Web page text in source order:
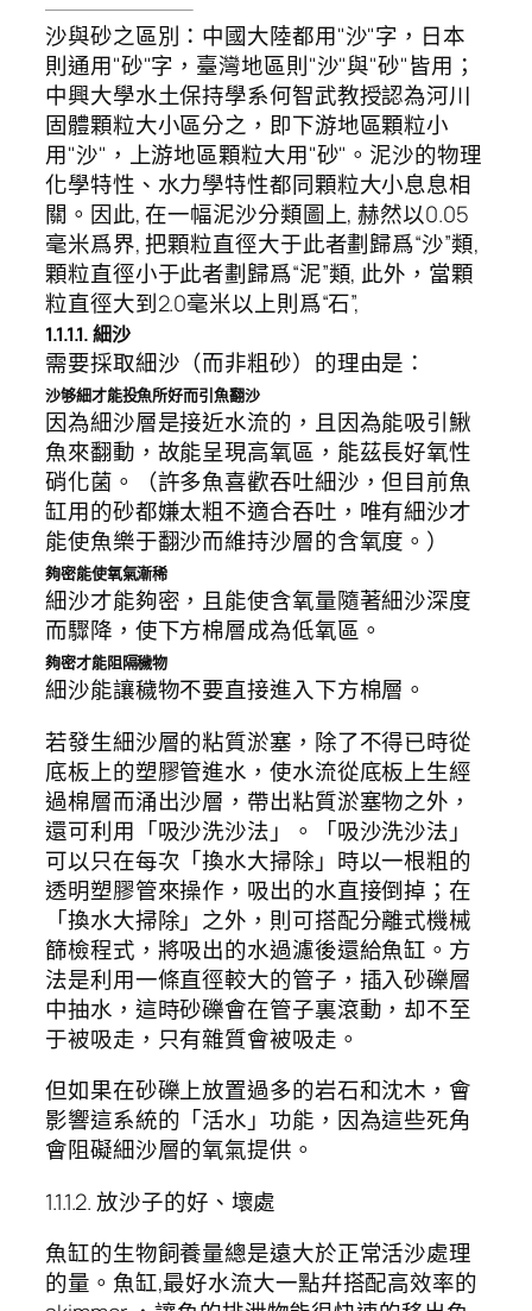
沙與砂之區別：中國大陸都用"沙"字，日本
則通用"砂"字，臺灣地區則"沙"與"砂"皆用；
中興大學水土保持學系何智武教授認為河川
固體顆粒大小區分之，即下游地區顆粒小
用"沙"，上游地區顆粒大用"砂"。泥沙的物理
化學特性、水力學特性都同顆粒大小息息相
關。因此, 在一幅泥沙分類圖上, 赫然以0.05
毫米爲界, 把顆粒直徑大于此者劃歸爲“沙”類,
顆粒直徑小于此者劃歸爲“泥”類, 此外，當顆
粒直徑大到2.0毫米以上則爲“石”,
1.1.1.1. 細沙
需要採取細沙（而非粗砂）的理由是：
沙够細才能投魚所好而引魚翻沙
因為細沙層是接近水流的，且因為能吸引鰍
魚來翻動，故能呈現高氧區，能茲長好氧性
硝化菌。（許多魚喜歡吞吐細沙，但目前魚
缸用的砂都嫌太粗不適合吞吐，唯有細沙才
能使魚樂于翻沙而維持沙層的含氧度。）
夠密能使氧氣漸稀
細沙才能夠密，且能使含氧量隨著細沙深度
而驟降，使下方棉層成為低氧區。
夠密才能阻隔穢物
細沙能讓穢物不要直接進入下方棉層。
若發生細沙層的粘質淤塞，除了不得已時從
底板上的塑膠管進水，使水流從底板上生經
過棉層而涌出沙層，帶出粘質淤塞物之外，
還可利用「吸沙洗沙法」。「吸沙洗沙法」
可以只在每次「換水大掃除」時以一根粗的
透明塑膠管來操作，吸出的水直接倒掉；在
「換水大掃除」之外，則可搭配分離式機械
篩檢程式，將吸出的水過濾後還給魚缸。方
法是利用一條直徑較大的管子，插入砂礫層
中抽水，這時砂礫會在管子裏滾動，却不至
于被吸走，只有雜質會被吸走。
但如果在砂礫上放置過多的岩石和沈木，會
影響這系統的「活水」功能，因為這些死角
會阻礙細沙層的氧氣提供。
1.1.1.2. 放沙子的好、壞處
魚缸的生物飼養量總是遠大於正常活沙處理
的量。魚缸,最好水流大一點幷搭配高效率的